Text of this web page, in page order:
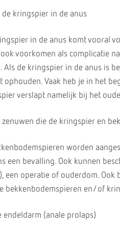
de kringspier in de anus
in de anus komt vooral
voorkomen als complicatie
Als de kringspier in de anus is
ophouden. Vaak heb je in het
verslapt namelijk bij het
zenuwen die de kringspier en
worden
een bevalling. Ook kunnen
een operatie of ouderdom. Ook
bekkenbodemspieren en/of
endeldarm (anale prolaps)